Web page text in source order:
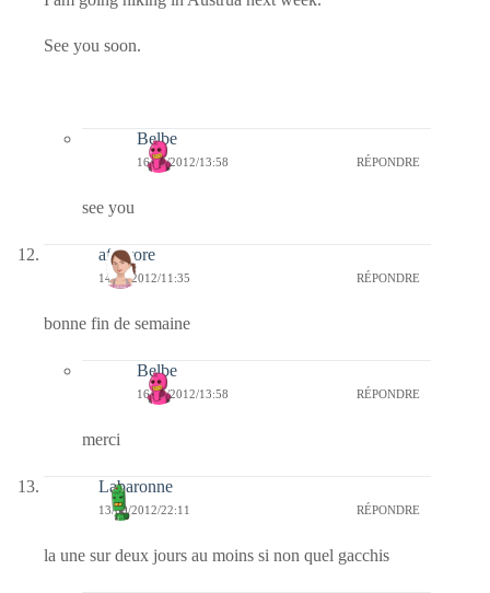
See you soon.
Belbe
16/09/2012/13:58 RÉPONDRE
see you
afaurore
14/09/2012/11:35 RÉPONDRE
bonne fin de semaine
Belbe
16/09/2012/13:58 RÉPONDRE
merci
Labaronne
13/09/2012/22:11 RÉPONDRE
la une sur deux jours au moins si non quel gacchis